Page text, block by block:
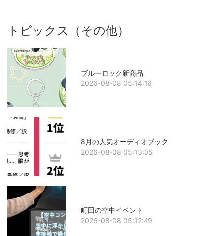
トピックス（その他）
ブルーロック新商品
2026-08-08 05:14:16
8月の人気オーディオブック
2026-08-08 05:13:05
町田の空中イベント
2026-08-08 05:12:49